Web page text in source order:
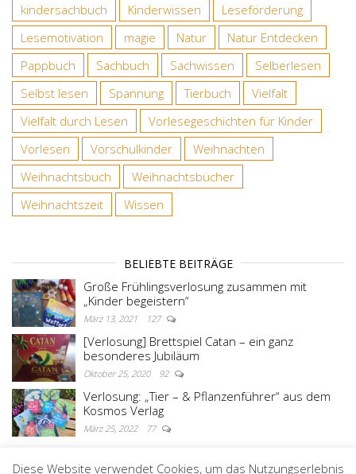
kindersachbuch
Kinderwissen
Leseförderung
Lesemotivation
magie Natur
Natur Entdecken
Pappbuch
Sachbuch Sachwissen
Selberlesen
Selbst lesen
Spannung Tierbuch
Vielfalt
Vielfalt durch Lesen
Vorlesegeschichten für Kinder
Vorlesen
Vorschulkinder
Weihnachten
Weihnachtsbuch
Weihnachtsbücher
Weihnachtszeit
Wissen
BELIEBTE BEITRÄGE
Große Frühlingsverlosung zusammen mit
„Kinder begeistern“
März 13, 2021 127
[Verlosung] Brettspiel Catan – ein ganz
besonderes Jubiläum
Oktober 25, 2020 92
Verlosung: „Tier – & Pflanzenführer“ aus dem
Kosmos Verlag
März 25, 2022 77
Diese Website verwendet Cookies, um das Nutzungserlebnis